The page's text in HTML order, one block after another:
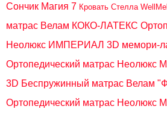
Сончик Магия 7 Кровать Стелла
матрас Велам КОКО-ЛАТЕКС
Неолюкс ИМПЕРИАЛ 3D мемори-
Ортопедический матрас Неолюкс
3D Беспружинный матрас Велам
Ортопедический матрас Неолюкс